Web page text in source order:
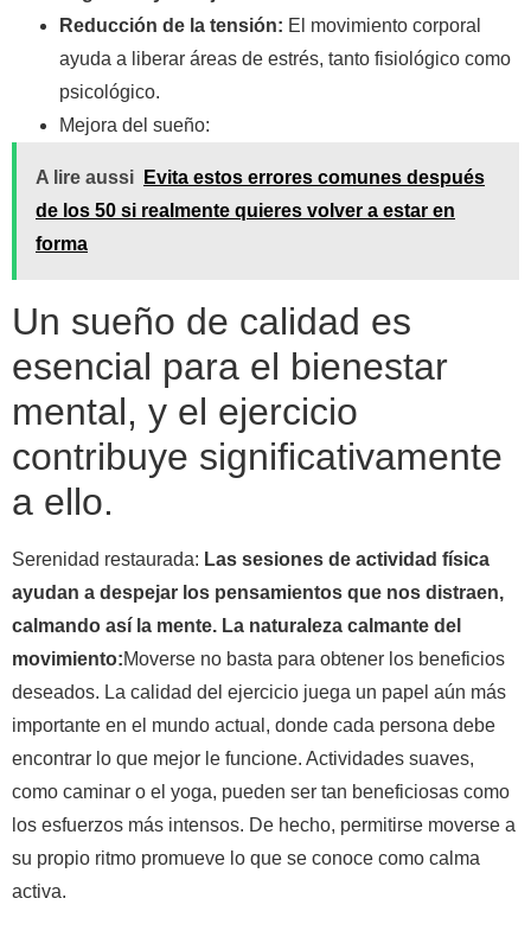
Reducción de la tensión: El movimiento corporal
ayuda a liberar áreas de estrés, tanto fisiológico como
psicológico.
Mejora del sueño:
A lire aussi
Evita estos errores comunes después
de los 50 si realmente quieres volver a estar en
forma
Un sueño de calidad es
esencial para el bienestar
mental, y el ejercicio
contribuye significativamente
a ello.
Serenidad restaurada: Las sesiones de actividad física
ayudan a despejar los pensamientos que nos distraen,
calmando así la mente. La naturaleza calmante del
movimiento:Moverse no basta para obtener los beneficios
deseados. La calidad del ejercicio juega un papel aún más
importante en el mundo actual, donde cada persona debe
encontrar lo que mejor le funcione. Actividades suaves,
como caminar o el yoga, pueden ser tan beneficiosas como
los esfuerzos más intensos. De hecho, permitirse moverse a
su propio ritmo promueve lo que se conoce como calma
activa.